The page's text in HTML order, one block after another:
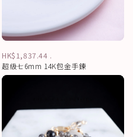
HK$1,837.44 .
超級七6mm 14K包金手鍊